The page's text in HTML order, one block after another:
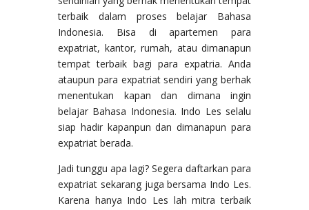
terbaik dalam proses belajar Bahasa
Indonesia. Bisa di apartemen para
expatriat, kantor, rumah, atau dimanapun
tempat terbaik bagi para expatria. Anda
ataupun para expatriat sendiri yang berhak
menentukan kapan dan dimana ingin
belajar Bahasa Indonesia. Indo Les selalu
siap hadir kapanpun dan dimanapun para
expatriat berada.
Jadi tunggu apa lagi? Segera daftarkan para
expatriat sekarang juga bersama Indo Les.
Karena hanya Indo Les lah mitra terbaik